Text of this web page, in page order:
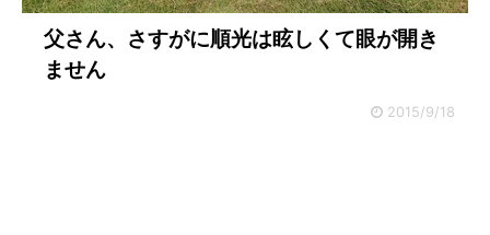
父さん、さすがに順光は眩しくて眼が開き
ません
2015/9/18